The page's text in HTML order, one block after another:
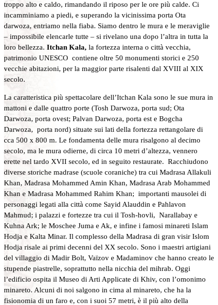
troppo alto e caldo, rimandando il riposo per le ore più calde. Ci
incamminiamo a piedi, e superando la vicinissima porta Ota
darwoza, entriamo nella fiaba. Siamo dentro le mura e le meraviglie
– impossibile elencarle tutte – si rivelano una dopo l’altra in tutta la
loro bellezza. Itchan Kala, la fortezza interna o città vecchia,
patrimonio UNESCO contiene oltre 50 monumenti storici e 250
vecchie abitazioni, per la maggior parte risalenti dal XVIII al XIX
secolo.
La caratteristica più spettacolare dell’Itchan Kala sono le sue mura in
mattoni e dalle quattro porte (Tosh Darwoza, porta sud; Ota
Darwoza, porta ovest; Palvan Darwoza, porta est e Bogcha
Darwoza, porta nord) situate sui lati della fortezza rettangolare di
cca 500 x 800 m. Le fondamenta delle mura risalgono al decimo
secolo, ma le mura odierne, di circa 10 metri d’altezza, vennero
erette nel tardo XVII secolo, ed in seguito restaurate. Racchiudono
diverse storiche madrase (scuole coraniche) tra cui Madrasa Allakuli
Khan, Madrasa Mohammed Amin Khan, Madrasa Arab Mohammed
Khan e Madrasa Mohammed Rahim Khan; importanti mausolei di
personaggi legati alla città come Sayid Alauddin e Pahlavon
Mahmud; i palazzi e fortezze tra cui il Tosh-hovli, Narallabay e
Kuhna Ark; le Moschee Juma e Ak, e infine i famosi minareti Islam
Hodja e Kalta Minar. Il complesso della Madrasa di gran visir Islom
Hodja risale ai primi decenni del XX secolo. Sono i maestri artigiani
del villaggio di Madir Bolt, Vaïzov e Madaminov che hanno creato le
stupende piastrelle, soprattutto nella nicchia del mihrab. Oggi
l’edificio ospita il Museo di Arti Applicate di Khiv, con l’omonimo
minareto. Alcuni di noi salgono in cima al minareto, che ha la
fisionomia di un faro e, con i suoi 57 metri, è il più alto della